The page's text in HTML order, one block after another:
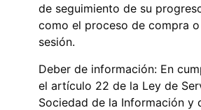
de seguimiento de su
como el proceso de compra
sesión.
Deber de información: En
el artículo 22 de la Ley de
Sociedad de la Información y